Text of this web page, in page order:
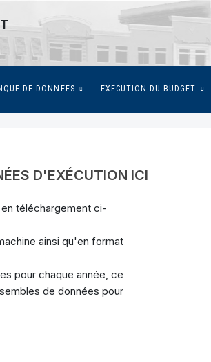
DE DONNEES EXECUTION DU BUDGET
D'EXÉCUTION ICI
téléchargement ci-
ainsi qu'en format
pour chaque année, ce
de données pour